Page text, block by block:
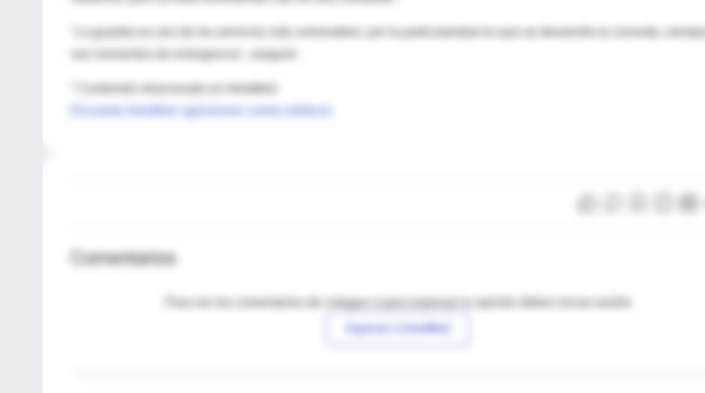
"La guardia es uno de los servicios más vulnerables, por la particularidad en que se desarrolla la consulta,
son momentos de emergencia", aseguró.
Encuesta IntraMed: agresiones contra médicos
Comentarios
Para ver los comentarios de colegas o para expresar tu opinión debes iniciar sesión
Ingresar a IntraMed